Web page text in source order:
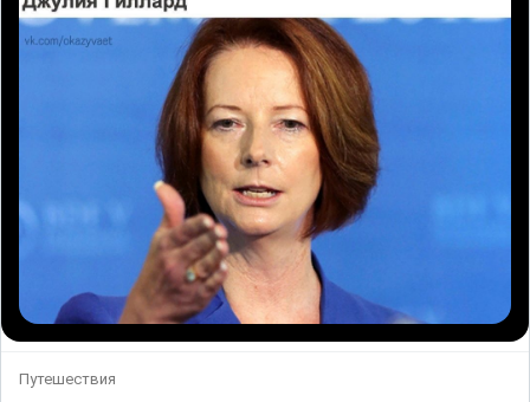
Путешествия